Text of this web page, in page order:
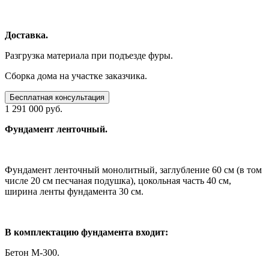
Доставка.
Разгрузка материала при подъезде фуры.
Сборка дома на участке заказчика.
Бесплатная консультация
1 291 000 руб.
Фундамент ленточный.
Фундамент ленточный монолитный, заглубление 60 см (в том
числе 20 см песчаная подушка), цокольная часть 40 см,
ширина ленты фундамента 30 см.
В комплектацию фундамента входит:
Бетон М-300.